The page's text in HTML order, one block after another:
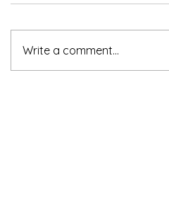
Write a comment...